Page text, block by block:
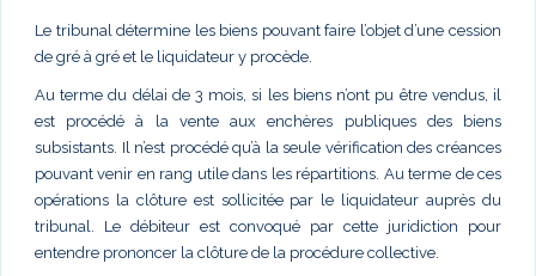
Le tribunal détermine les biens pouvant faire l’objet d’une cession
de gré à gré et le liquidateur y procède.
Au terme du délai de 3 mois, si les biens n’ont pu être vendus, il
est procédé à la vente aux enchères publiques des biens
subsistants. Il n’est procédé qu’à la seule vérification des créances
pouvant venir en rang utile dans les répartitions. Au terme de ces
opérations la clôture est sollicitée par le liquidateur auprès du
tribunal. Le débiteur est convoqué par cette juridiction pour
entendre prononcer la clôture de la procédure collective.